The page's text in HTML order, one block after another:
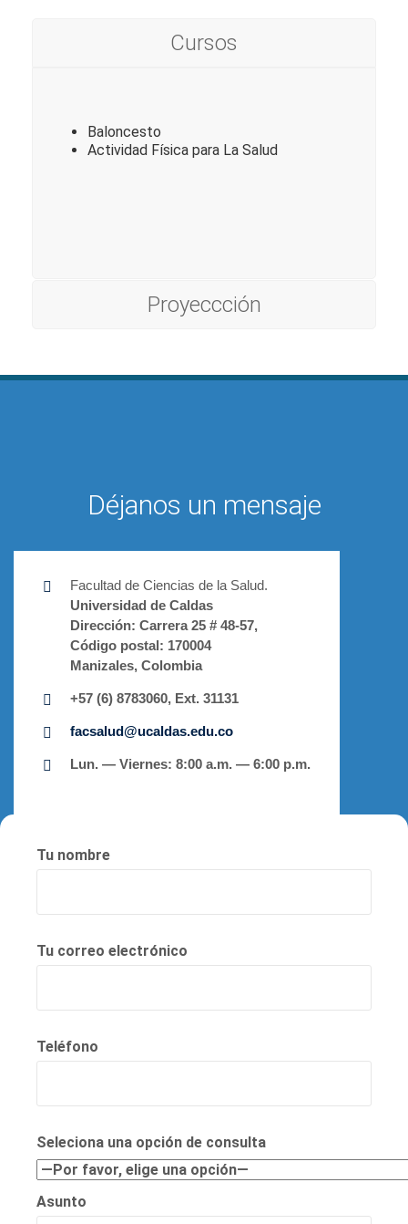
Cursos
Baloncesto
Actividad Física para La Salud
Proyeccción
Déjanos un mensaje
Facultad de Ciencias de la Salud.
Universidad de Caldas
Dirección: Carrera 25 # 48-57,
Código postal: 170004
Manizales, Colombia
+57 (6) 8783060, Ext. 31131
facsalud@ucaldas.edu.co
Lun. — Viernes: 8:00 a.m. — 6:00 p.m.
Tu nombre
Tu correo electrónico
Teléfono
Seleciona una opción de consulta
Asunto